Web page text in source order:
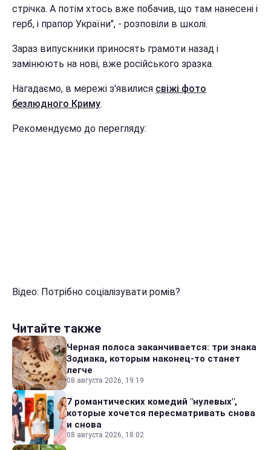
стрічка. А потім хтось вже побачив, що там нанесені і
герб, і прапор України", - розповіли в школі.
Зараз випускники приносять грамоти назад і
замінюють на нові, вже російського зразка.
Нагадаємо, в мережі з'явилися свіжі фото
безлюдного Криму.
Рекомендуємо до перегляду:
Відео: Потрібно соціалізувати ромів?
Читайте также
Черная полоса заканчивается: три знака
Зодиака, которым наконец-то станет
легче
08 августа 2026, 19:19
7 романтических комедий "нулевых",
которые хочется пересматривать снова
и снова
08 августа 2026, 18:02